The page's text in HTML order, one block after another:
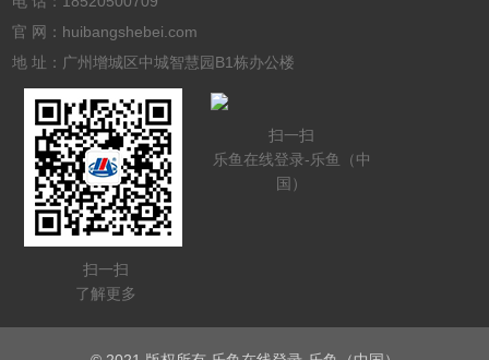
官 网：huibangshebei.com
地 址：广州增城区中城智慧园B1栋办公楼
扫一扫
了解更多
扫一扫
乐鱼在线登录-乐鱼（中
国）